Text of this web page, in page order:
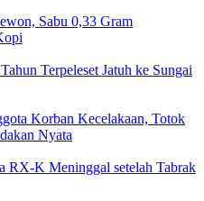
Sabu 0,33 Gram
Terpeleset Jatuh ke Sungai
Korban Kecelakaan, Totok
Nyata
RX-K Meninggal setelah Tabrak